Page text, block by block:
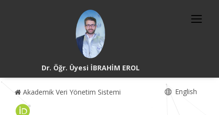
Dr. Öğr. Üyesi İBRAHİM EROL
Akademik Veri Yönetim Sistemi English